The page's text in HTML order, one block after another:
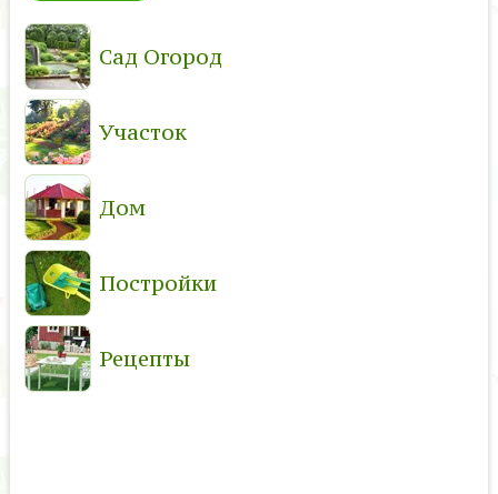
Сад Огород
Участок
Дом
Постройки
Рецепты